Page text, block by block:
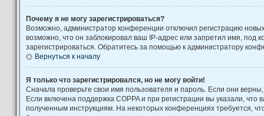
Почему я не могу зарегистрироваться?
Возможно, администратор конференции отключил регистрацию
возможно, что он заблокировал ваш IP-адрес или запретил имя, под
зарегистрироваться. Обратитесь за помощью к администратору
Вернуться к началу
Я только что зарегистрировался, но не могу войти!
Сначала проверьте свои имя пользователя и пароль. Если они
Если включена поддержка COPPA и при регистрации вы указали, что
полученным инструкциям. На некоторых конференциях требуется,